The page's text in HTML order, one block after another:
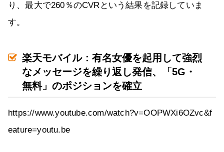
り、最大で260％のCVRという結果を記録していま
す。
楽天モバイル：有名女優を起用して強烈
なメッセージを繰り返し発信、「5G・
無料」のポジションを確立
https://www.youtube.com/watch?v=OOPWXi6OZvc&f
eature=youtu.be